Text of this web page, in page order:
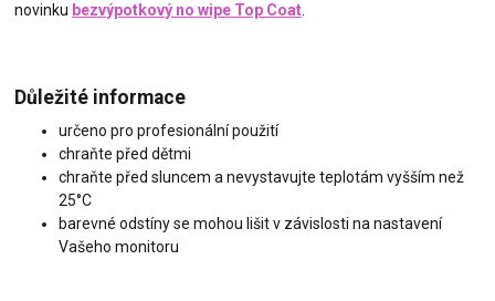
novinku bezvýpotkový no wipe Top Coat
Důležité informace
určeno pro profesionální použití
chraňte před dětmi
chraňte před sluncem a nevystavujte teplotám vyšším než
25°C
barevné odstíny se mohou lišit v závislosti na nastavení
Vašeho monitoru